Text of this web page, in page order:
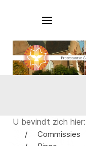
U bevindt zich hier:
Commissies